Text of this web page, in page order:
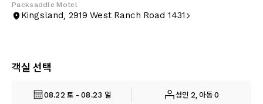
Packsaddle Motel
Kingsland, 2919 West Ranch Road 1431
객실 선택
08.22 토 - 08.23 일 성인 2, 아동 0